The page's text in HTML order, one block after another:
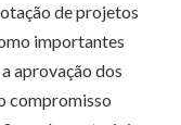
de projetos
importantes
aprovação dos
compromisso